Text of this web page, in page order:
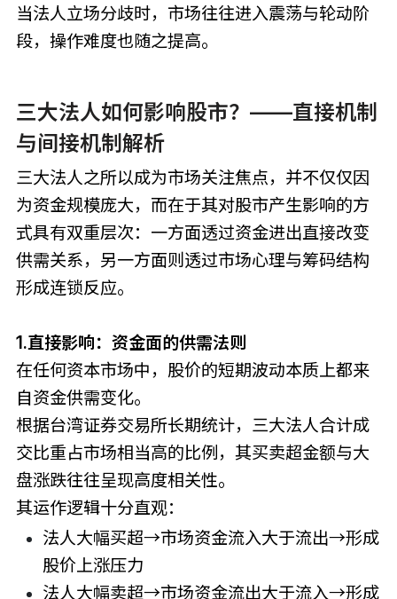
当法人立场分歧时，市场往往进入震荡与轮动阶
段，操作难度也随之提高。
三大法人如何影响股市？——直接机制
与间接机制解析
三大法人之所以成为市场关注焦点，并不仅仅因
为资金规模庞大，而在于其对股市产生影响的方
式具有双重层次：一方面透过资金进出直接改变
供需关系，另一方面则透过市场心理与筹码结构
形成连锁反应。
1.直接影响：资金面的供需法则
在任何资本市场中，股价的短期波动本质上都来
自资金供需变化。
根据台湾证券交易所长期统计，三大法人合计成
交比重占市场相当高的比例，其买卖超金额与大
盘涨跌往往呈现高度相关性。
其运作逻辑十分直观：
法人大幅买超→市场资金流入大于流出→形成
股价上涨压力
法人大幅卖超→市场资金流出大于流入→形成